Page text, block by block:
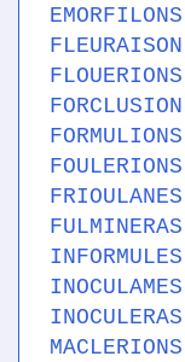
EMORFILONS
FLEURAISON
FLOUERIONS
FORCLUSION
FORMULIONS
FOULERIONS
FRIOULANES
FULMINERAS
INFORMULES
INOCULAMES
INOCULERAS
MACLERIONS